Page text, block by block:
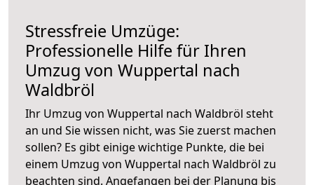
Stressfreie Umzüge:
Professionelle Hilfe für Ihren
Umzug von Wuppertal nach
Waldbröl
Ihr Umzug von Wuppertal nach Waldbröl steht
an und Sie wissen nicht, was Sie zuerst machen
sollen? Es gibt einige wichtige Punkte, die bei
einem Umzug von Wuppertal nach Waldbröl zu
beachten sind. Angefangen bei der Planung bis